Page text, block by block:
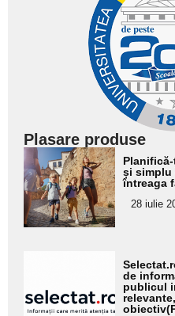
Plasare produse
Adaugă
aici textul
pentru
subtitlu
și simplu
întreaga
28 iulie
pentru
de
publicul